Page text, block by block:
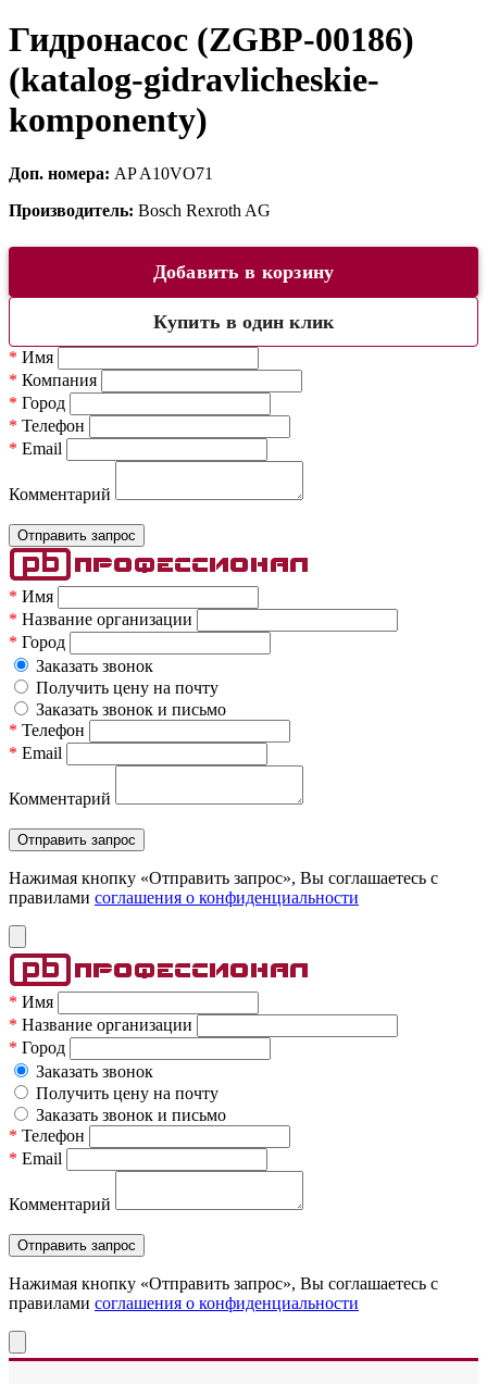
Гидронасос (ZGBP-00186)
(katalog-gidravlicheskie-
komponenty)
Доп. номера: AP A10VO71
Производитель: Bosch Rexroth AG
Добавить в корзину
Купить в один клик
* Имя
* Компания
* Город
* Телефон
* Email
Комментарий
* Имя
* Название организации
* Город
Заказать звонок
Получить цену на почту
Заказать звонок и письмо
* Телефон
* Email
Комментарий
Нажимая кнопку «Отправить запрос», Вы соглашаетесь c
правилами соглашения о конфиденциальности
* Имя
* Название организации
* Город
Заказать звонок
Получить цену на почту
Заказать звонок и письмо
* Телефон
* Email
Комментарий
Нажимая кнопку «Отправить запрос», Вы соглашаетесь c
правилами соглашения о конфиденциальности